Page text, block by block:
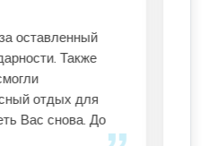
12/26/2025 - 05:07
путешествие в Египет
организовывать
Ларисой по вацап,